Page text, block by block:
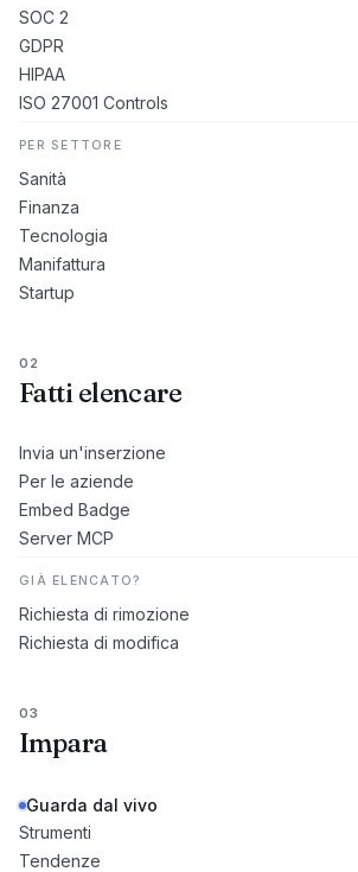
SOC 2
GDPR
HIPAA
ISO 27001 Controls
PER SETTORE
Sanità
Finanza
Tecnologia
Manifattura
Startup
02
Fatti elencare
Invia un'inserzione
Per le aziende
Embed Badge
Server MCP
GIÀ ELENCATO?
Richiesta di rimozione
Richiesta di modifica
03
Impara
Guarda dal vivo
Strumenti
Tendenze